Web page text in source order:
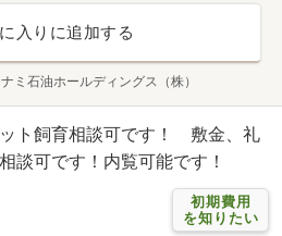
入りに追加する
ナミ石油ホールディングス（株）
ト飼育相談可です！ 敷金、礼
談可です！内覧可能です！
初期費用
を知りたい